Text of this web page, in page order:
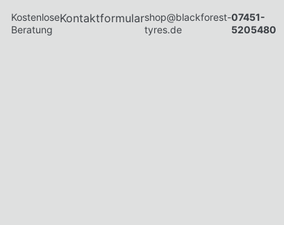
Kostenlose
Beratung
Kontaktformularshop@blackforest-
tyres.de
07451-
5205480